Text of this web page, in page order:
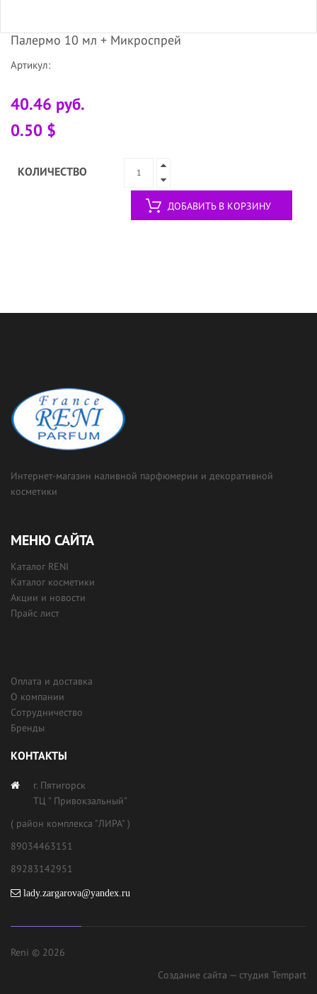
Палермо 10 мл + Микроспрей
Артикул:
40.46 руб.
0.50 $
КОЛИЧЕСТВО
ДОБАВИТЬ В КОРЗИНУ
Интернет-магазин наливной парфюмерии и декоративной
косметики
МЕНЮ САЙТА
Каталог RENI
Каталог косметики
Акции и новости
Прайс лист
Оплата и доставка
О компании
Сотрудничество
Бренды
КОНТАКТЫ
г. Пятигорск
ТЦ " Привокзальный"
( район комплекса "ЛИРА" )
89034463151
89283142951
lady.zargarova@yandex.ru
Reni © 2026
Создание сайта — студия Tempart